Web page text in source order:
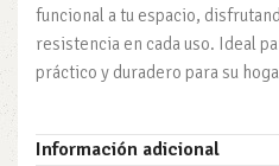
funcional a tu espacio,
resistencia en cada uso. Ideal
práctico y duradero para su
Información adicional